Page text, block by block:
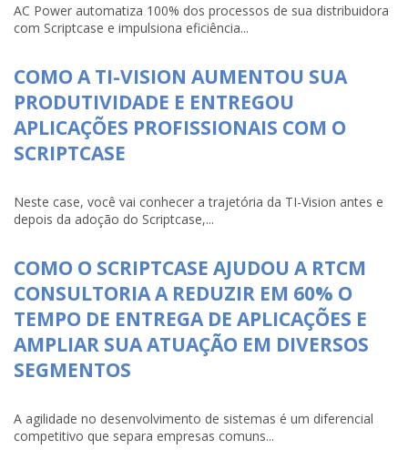
AC Power automatiza 100% dos processos de sua distribuidora
com Scriptcase e impulsiona eficiência...
COMO A TI-VISION AUMENTOU SUA
PRODUTIVIDADE E ENTREGOU
APLICAÇÕES PROFISSIONAIS COM O
SCRIPTCASE
Neste case, você vai conhecer a trajetória da TI-Vision antes e
depois da adoção do Scriptcase,...
COMO O SCRIPTCASE AJUDOU A RTCM
CONSULTORIA A REDUZIR EM 60% O
TEMPO DE ENTREGA DE APLICAÇÕES E
AMPLIAR SUA ATUAÇÃO EM DIVERSOS
SEGMENTOS
A agilidade no desenvolvimento de sistemas é um diferencial
competitivo que separa empresas comuns...